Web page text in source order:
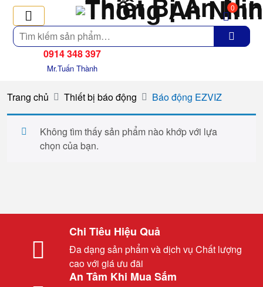
Tìm
kiếm
0
0914 348 397
Mr.Tuấn Thành
Trang chủ Thiết bị báo động Báo động EZVIZ
Không tìm thấy sản phẩm nào khớp với lựa
chọn của bạn.
Chi Tiêu Hiệu Quả
Đa dạng sản phẩm và dịch vụ Chất lượng
cao với giá ưu đãi
An Tâm Khi Mua Sắm